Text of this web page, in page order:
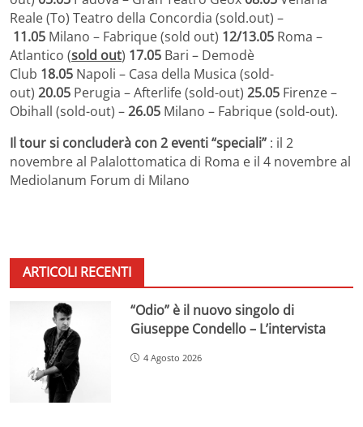
Reale (To) Teatro della Concordia (sold.out) –
11.05 Milano – Fabrique (sold out) 12/13.05 Roma –
Atlantico (sold out) 17.05 Bari – Demodè
Club 18.05 Napoli – Casa della Musica (sold-
out) 20.05 Perugia – Afterlife (sold-out) 25.05 Firenze –
Obihall (sold-out) –26.05 Milano – Fabrique (sold-out).
Il tour si concluderà con 2 eventi “speciali” : il 2
novembre al Palalottomatica di Roma e il 4 novembre al
Mediolanum Forum di Milano
ARTICOLI RECENTI
“Odio” è il nuovo singolo di
Giuseppe Condello – L’intervista
4 Agosto 2026